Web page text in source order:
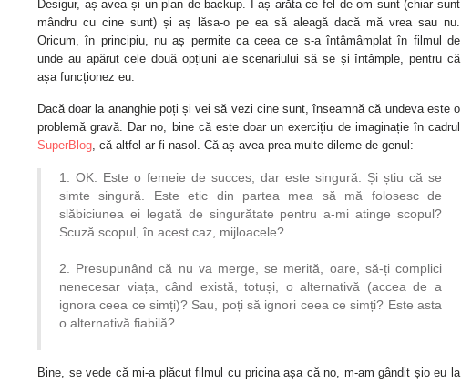
Desigur, aș avea și un plan de backup. I-aș arăta ce fel de om sunt (chiar sunt
mândru cu cine sunt) și aș lăsa-o pe ea să aleagă dacă mă vrea sau nu.
Oricum, în principiu, nu aș permite ca ceea ce s-a întâmâmplat în filmul de
unde au apărut cele două opțiuni ale scenariului să se și întâmple, pentru că
așa funcționez eu.
Dacă doar la ananghie poți și vei să vezi cine sunt, înseamnă că undeva este o
problemă gravă. Dar no, bine că este doar un exercițiu de imaginație în cadrul
SuperBlog, că altfel ar fi nasol. Că aș avea prea multe dileme de genul:
OK. Este o femeie de succes, dar este singură. Și știu că se
simte singură. Este etic din partea mea să mă folosesc de
slăbiciunea ei legată de singurătate pentru a-mi atinge scopul?
Scuză scopul, în acest caz, mijloacele?
Presupunând că nu va merge, se merită, oare, să-ți complici
nenecesar viața, când există, totuși, o alternativă (accea de a
ignora ceea ce simți)? Sau, poți să ignori ceea ce simți? Este asta
o alternativă fiabilă?
Bine, se vede că mi-a plăcut filmul cu pricina așa că no, m-am gândit șio eu la